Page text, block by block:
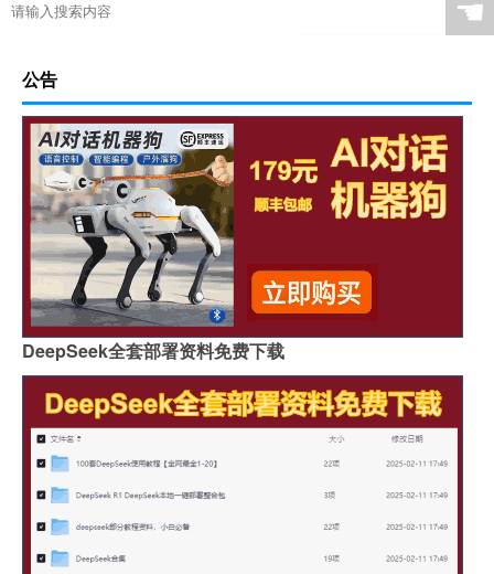
☚
公告
DeepSeek全套部署资料免费下载